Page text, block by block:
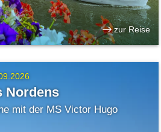
zur Reise
Nordens
mit der MS Victor Hugo